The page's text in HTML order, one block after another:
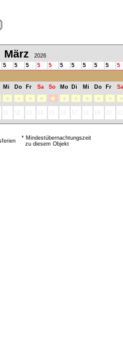
März 2026
5 5 5 5 5 5 5 5 5 5 5
Mi Do Fr Sa So Mo Di Mi Do Fr Sa
* Mindestübernachtungszeit
zu diesem Objekt